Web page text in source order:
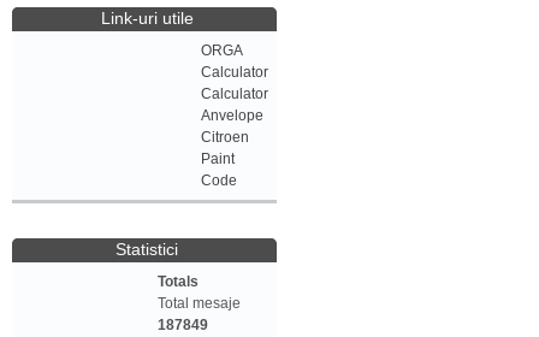
Link-uri utile
ORGA
Calculator
Calculator
Anvelope
Citroen
Paint
Code
Statistici
Totals
Total mesaje
187849